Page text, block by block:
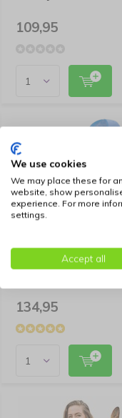
109,95
K9 Sport Sack
Hondendraagtas
134,95
We use cookies
We may place these for
website, show
experience. For more
settings.
Accept all